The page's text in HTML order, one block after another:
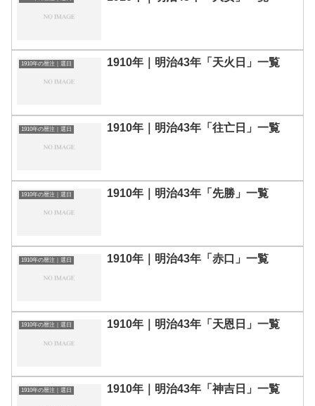
1910年の暦注｜選日 1910年｜明治43年「天火日」一覧
1910年の暦注｜選日 1910年｜明治43年「往亡日」一覧
1910年の暦注｜選日 1910年｜明治43年「先勝」一覧
1910年の暦注｜選日 1910年｜明治43年「赤口」一覧
1910年の暦注｜選日 1910年｜明治43年「天恩日」一覧
1910年の暦注｜選日 1910年｜明治43年「神吉日」一覧